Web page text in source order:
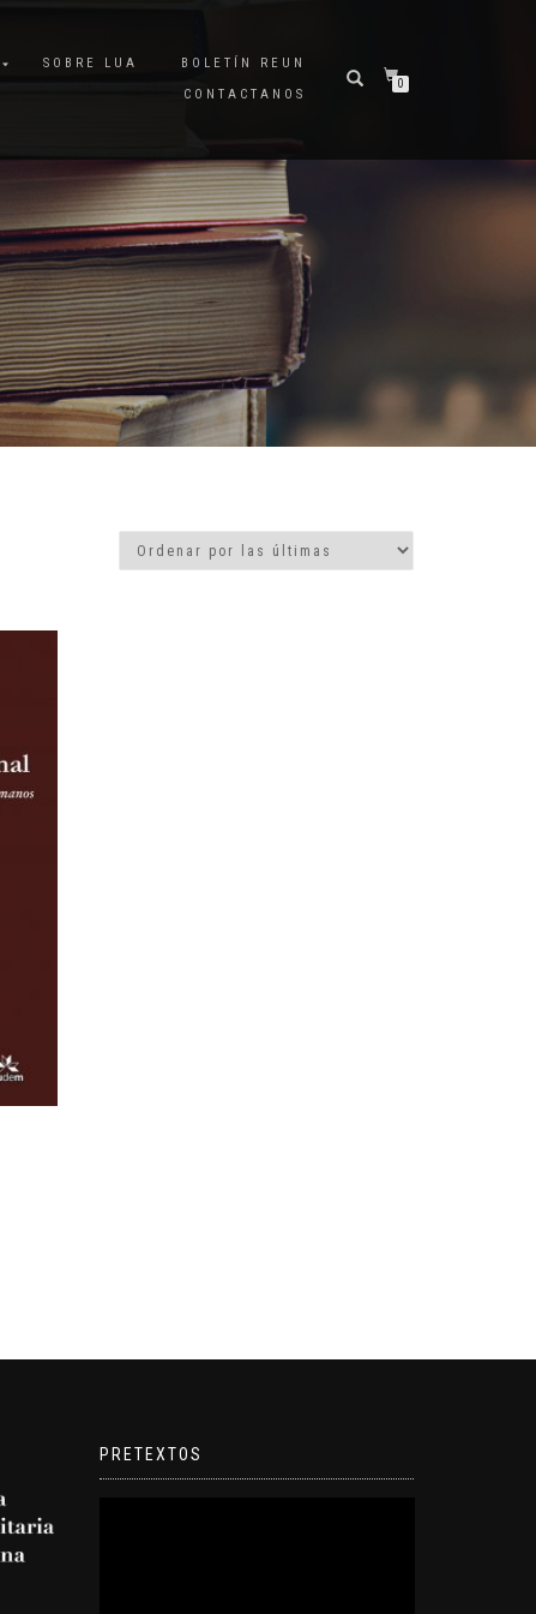
SOBRE LUA
BOLETÍN REUN
CONTACTANOS
0
PRETEXTOS